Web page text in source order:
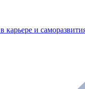
карьере и